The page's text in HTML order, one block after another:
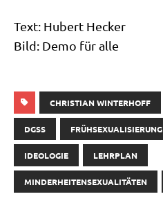
Text: Hubert Hecker
Bild: Demo für alle
CHRISTIAN WINTERHOFF
DGSS FRÜHSEXUALISIERUNG
IDEOLOGIE LEHRPLAN
MINDERHEITENSEXUALITÄTEN